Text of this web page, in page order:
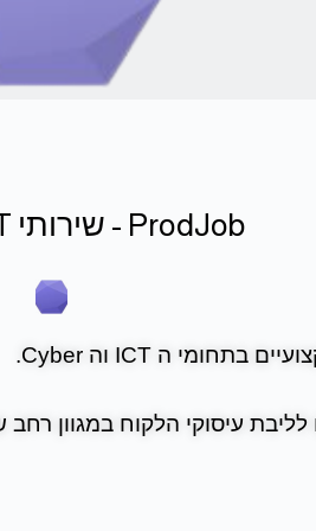
ProdJob - שירותי ICT ו Cyber
עיסוקי הלקוח במגוון רחב